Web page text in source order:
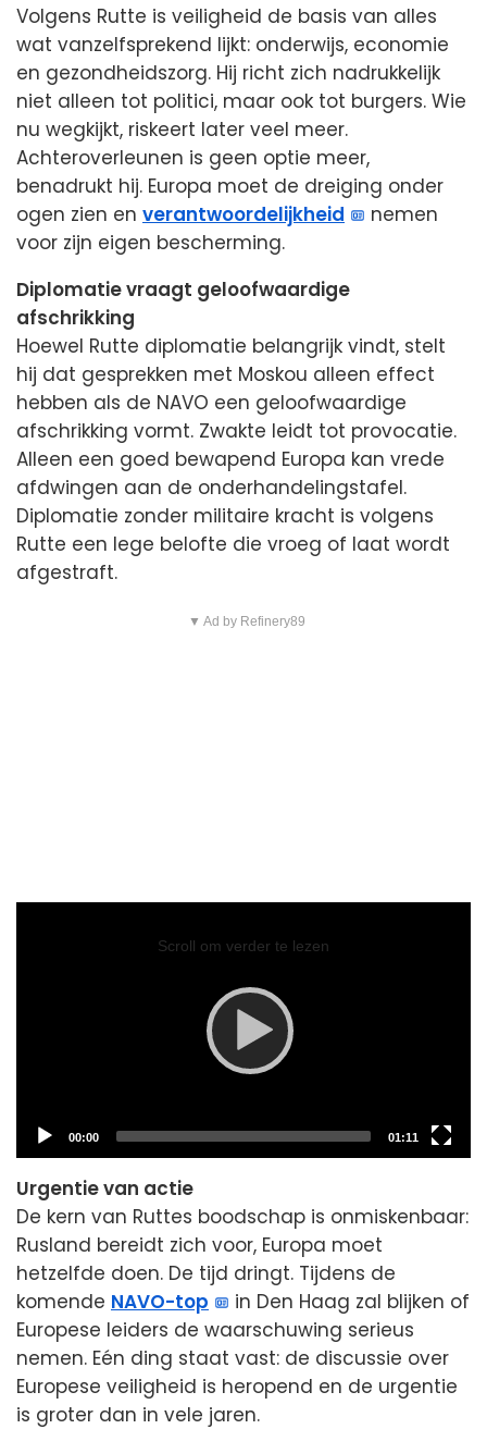
Volgens Rutte is veiligheid de basis van alles
wat vanzelfsprekend lijkt: onderwijs, economie
en gezondheidszorg. Hij richt zich nadrukkelijk
niet alleen tot politici, maar ook tot burgers. Wie
nu wegkijkt, riskeert later veel meer.
Achteroverleunen is geen optie meer,
benadrukt hij. Europa moet de dreiging onder
ogen zien en verantwoordelijkheid
nemen
voor zijn eigen bescherming.
Diplomatie vraagt geloofwaardige
afschrikking
Hoewel Rutte diplomatie belangrijk vindt, stelt
hij dat gesprekken met Moskou alleen effect
hebben als de NAVO een geloofwaardige
afschrikking vormt. Zwakte leidt tot provocatie.
Alleen een goed bewapend Europa kan vrede
afdwingen aan de onderhandelingstafel.
Diplomatie zonder militaire kracht is volgens
Rutte een lege belofte die vroeg of laat wordt
afgestraft.
▼ Ad by Refinery89
Scroll om verder te lezen
Current
00:00
Total
duration
01:11
Urgentie van actie
De kern van Ruttes boodschap is onmiskenbaar:
Rusland bereidt zich voor, Europa moet
hetzelfde doen. De tijd dringt. Tijdens de
komende NAVO-top
in Den Haag zal blijken of
Europese leiders de waarschuwing serieus
nemen. Eén ding staat vast: de discussie over
Europese veiligheid is heropend en de urgentie
is groter dan in vele jaren.